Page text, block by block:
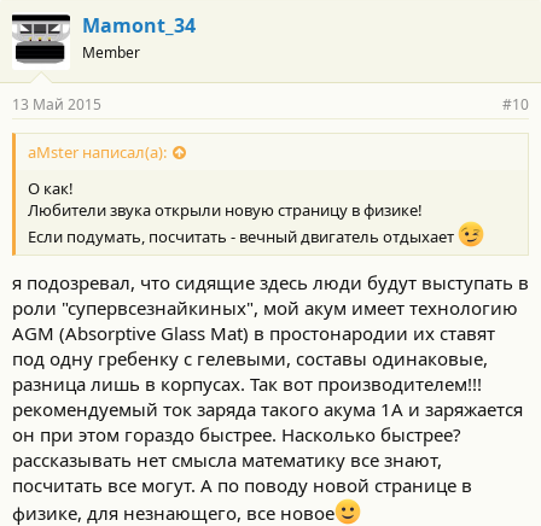
Mamont_34
Member
13 Май 2015 #10
aMster написал(а):
О как!
Любители звука открыли новую страницу в физике!
Если подумать, посчитать - вечный двигатель отдыхает
я подозревал, что сидящие здесь люди будут выступать в
роли "супервсезнайкиных", мой акум имеет технологию
AGM (Absorptive Glass Mat) в простонародии их ставят
под одну гребенку с гелевыми, составы одинаковые,
разница лишь в корпусах. Так вот производителем!!!
рекомендуемый ток заряда такого акума 1А и заряжается
он при этом гораздо быстрее. Насколько быстрее?
рассказывать нет смысла математику все знают,
посчитать все могут. А по поводу новой странице в
физике, для незнающего, все новое